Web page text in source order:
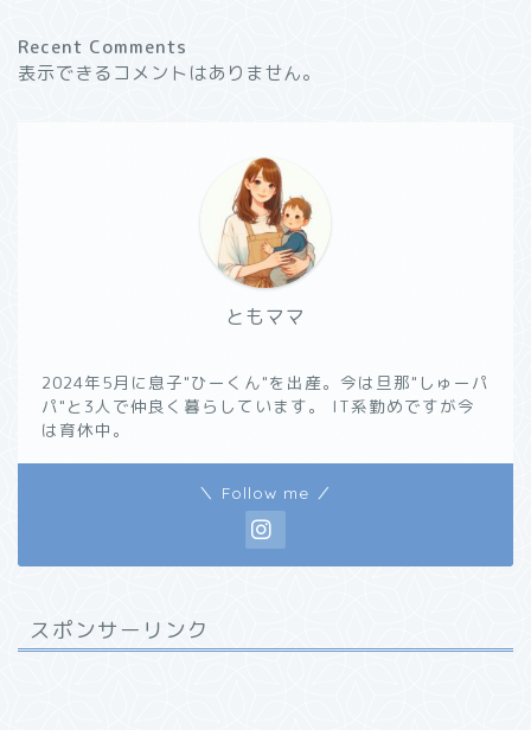
Recent Comments
表示できるコメントはありません。
ともママ
2024年5月に息子"ひーくん"を出産。今は旦那"しゅーパ
パ"と3人で仲良く暮らしています。 IT系勤めですが今
は育休中。
＼ Follow me ／
スポンサーリンク